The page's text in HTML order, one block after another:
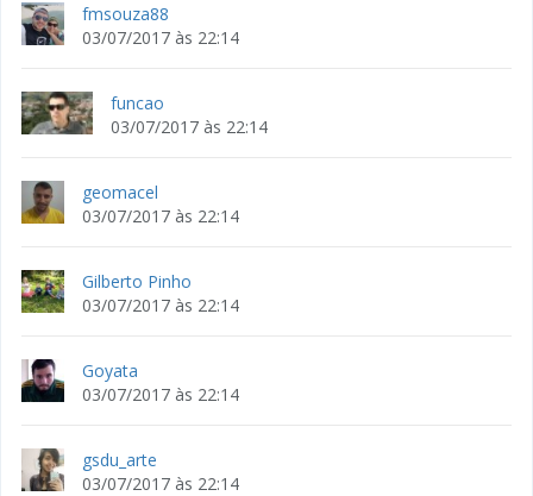
fmsouza88
03/07/2017 às 22:14
funcao
03/07/2017 às 22:14
geomacel
03/07/2017 às 22:14
Gilberto Pinho
03/07/2017 às 22:14
Goyata
03/07/2017 às 22:14
gsdu_arte
03/07/2017 às 22:14